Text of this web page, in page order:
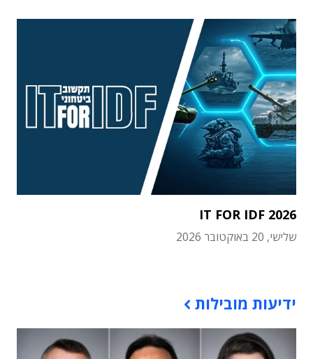
IT FOR IDF 2026
שלישי, 20 באוקטובר 2026
ידיעות מובילות